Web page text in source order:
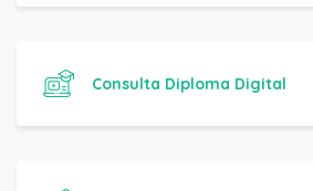
Consulta Diploma Digital